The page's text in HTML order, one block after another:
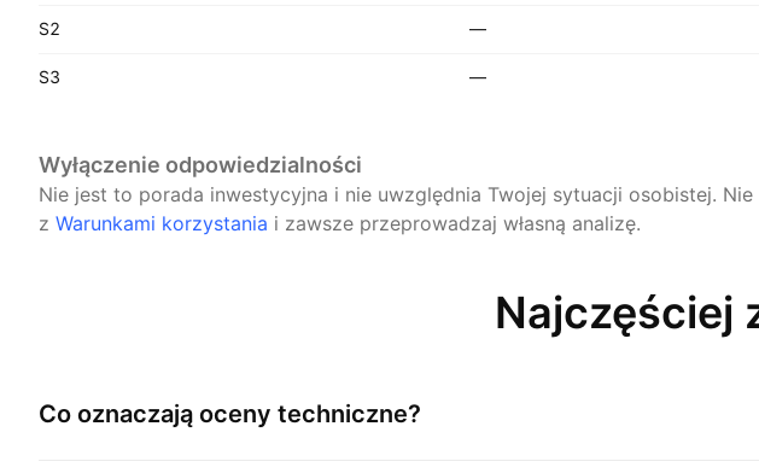
S2 —
S3 —
Wyłączenie odpowiedzialności
Nie jest to porada inwestycyjna i nie uwzględnia Twojej sytuacji osobistej.
z Warunkami korzystania i zawsze przeprowadzaj własną analizę.
Najczęściej
Co oznaczają oceny techniczne?